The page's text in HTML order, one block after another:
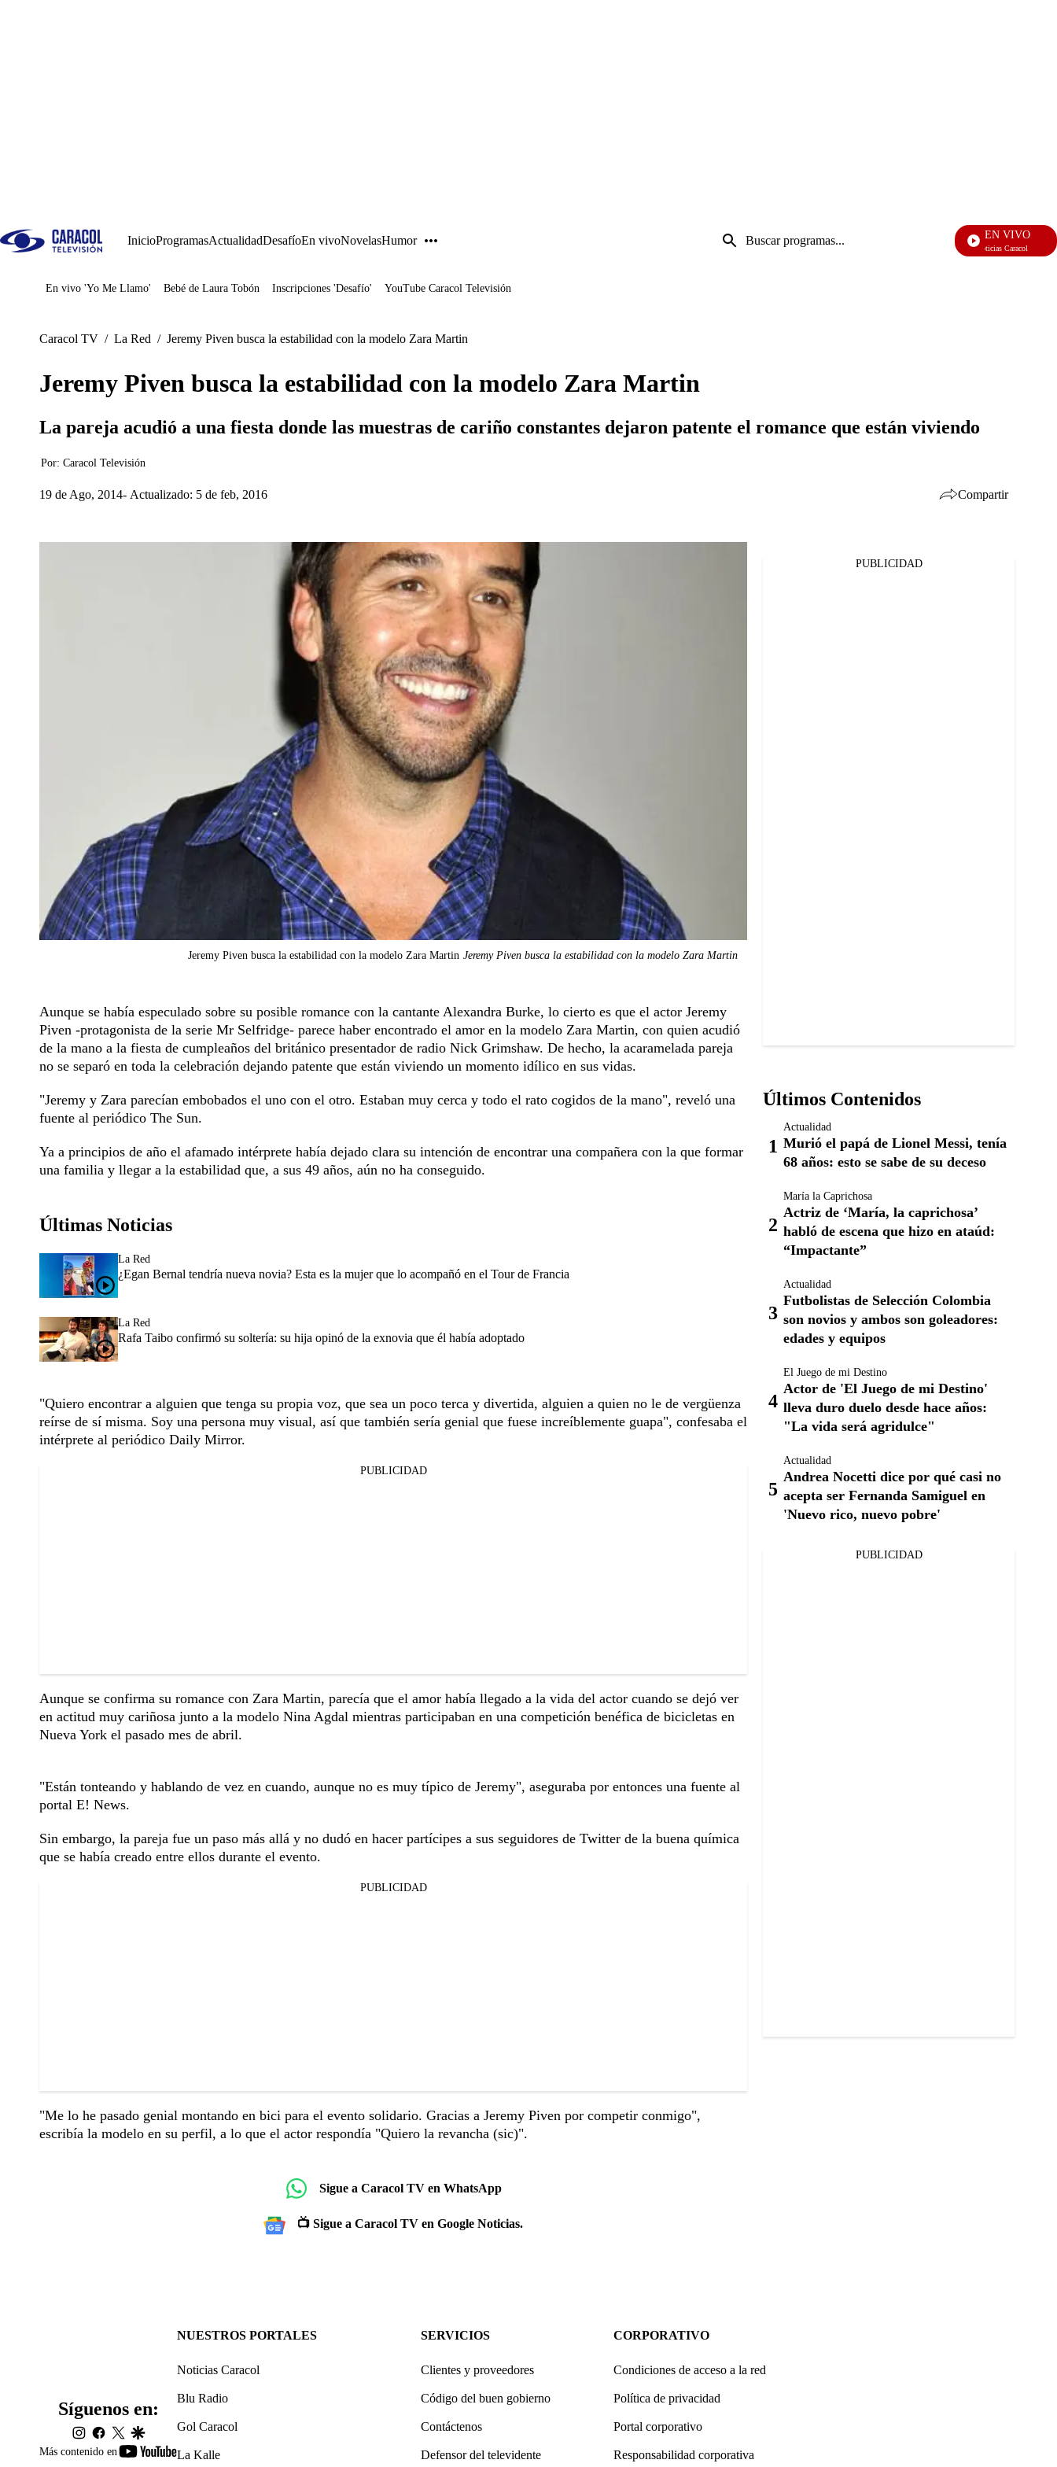
InicioProgramasActualidadDesafíoEn vivoNovelasHumor
Entrada
de
EN VIVO
Noticias Caracol
Juegos
En vivo 'Yo Me Llamo' Bebé de Laura Tobón Inscripciones 'Desafío' YouTube Caracol Televisión
Caracol TV / La Red / Jeremy Piven busca la estabilidad con la modelo Zara Martin
Jeremy Piven busca la estabilidad con la modelo Zara Martin
La pareja acudió a una fiesta donde las muestras de cariño constantes dejaron patente el romance que están viviendo
Por: Caracol Televisión
19 de Ago, 2014 Actualizado: 5 de feb, 2016 Compartir
Jeremy Piven busca la estabilidad con la modelo Zara Martin Jeremy Piven busca la estabilidad con la modelo Zara Martin
Aunque se había especulado sobre su posible romance con la cantante Alexandra Burke, lo cierto es que el actor Jeremy
Piven -protagonista de la serie Mr Selfridge- parece haber encontrado el amor en la modelo Zara Martin, con quien acudió
de la mano a la fiesta de cumpleaños del británico presentador de radio Nick Grimshaw. De hecho, la acaramelada pareja
no se separó en toda la celebración dejando patente que están viviendo un momento idílico en sus vidas.
"Jeremy y Zara parecían embobados el uno con el otro. Estaban muy cerca y todo el rato cogidos de la mano", reveló una
fuente al periódico The Sun.
Ya a principios de año el afamado intérprete había dejado clara su intención de encontrar una compañera con la que formar
una familia y llegar a la estabilidad que, a sus 49 años, aún no ha conseguido.
Últimas Noticias
La Red
¿Egan Bernal tendría nueva novia? Esta es la mujer que lo acompañó en el Tour de Francia
La Red
Rafa Taibo confirmó su soltería: su hija opinó de la exnovia que él había adoptado
"Quiero encontrar a alguien que tenga su propia voz, que sea un poco terca y divertida, alguien a quien no le de vergüenza
reírse de sí misma. Soy una persona muy visual, así que también sería genial que fuese increíblemente guapa", confesaba el
intérprete al periódico Daily Mirror.
PUBLICIDAD
Aunque se confirma su romance con Zara Martin, parecía que el amor había llegado a la vida del actor cuando se dejó ver
en actitud muy cariñosa junto a la modelo Nina Agdal mientras participaban en una competición benéfica de bicicletas en
Nueva York el pasado mes de abril.
"Están tonteando y hablando de vez en cuando, aunque no es muy típico de Jeremy", aseguraba por entonces una fuente al
portal E! News.
Sin embargo, la pareja fue un paso más allá y no dudó en hacer partícipes a sus seguidores de Twitter de la buena química
que se había creado entre ellos durante el evento.
PUBLICIDAD
"Me lo he pasado genial montando en bici para el evento solidario. Gracias a Jeremy Piven por competir conmigo",
escribía la modelo en su perfil, a lo que el actor respondía "Quiero la revancha (sic)".
Sigue a Caracol TV en WhatsApp
📺 Sigue a Caracol TV en Google Noticias.
PUBLICIDAD
Últimos Contenidos
Actualidad
Murió el papá de Lionel Messi, tenía
68 años: esto se sabe de su deceso
María la Caprichosa
Actriz de ‘María, la caprichosa’
habló de escena que hizo en ataúd:
“Impactante”
Actualidad
Futbolistas de Selección Colombia
son novios y ambos son goleadores:
edades y equipos
El Juego de mi Destino
Actor de 'El Juego de mi Destino'
lleva duro duelo desde hace años:
"La vida será agridulce"
Actualidad
Andrea Nocetti dice por qué casi no
acepta ser Fernanda Samiguel en
'Nuevo rico, nuevo pobre'
PUBLICIDAD
Más contenido en
youtube-
Síguenos en:
instagram
facebook
twittergoogle
NUESTROS PORTALES
Noticias Caracol
Blu Radio
Gol Caracol
La Kalle
SERVICIOS
Clientes y proveedores
Código del buen gobierno
Contáctenos
Defensor del televidente
CORPORATIVO
Condiciones de acceso a la red
Política de privacidad
Portal corporativo
Responsabilidad corporativa